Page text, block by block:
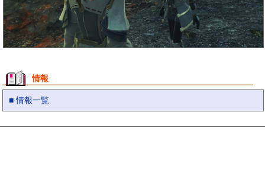
情報
■ 情報一覧